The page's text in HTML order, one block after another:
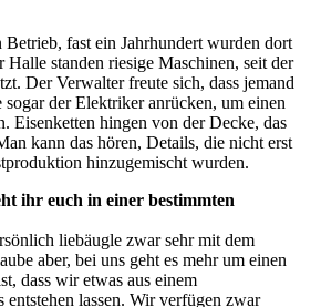
fast ein Jahrhundert wurden dort
standen riesige Maschinen, seit der
Der Verwalter freute sich, dass jemand
sogar der Elektriker anrücken, um einen
Eisenketten hingen von der Decke, das
kann das hören, Details, die nicht erst
hinzugemischt wurden.
ihr euch in einer bestimmten
liebäugle zwar sehr mit dem
aber, bei uns geht es mehr um einen
dass wir etwas aus einem
entstehen lassen. Wir verfügen zwar